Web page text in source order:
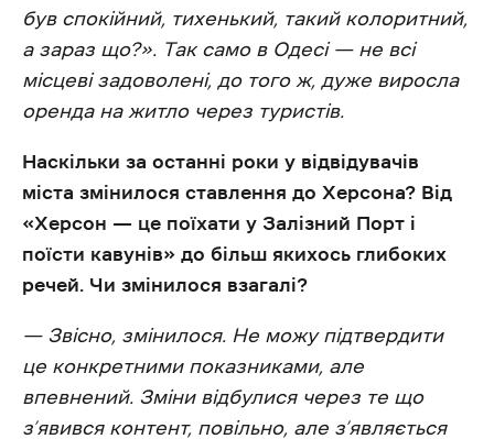
був спокійний, тихенький, такий колоритний,
а зараз що?». Так само в Одесі — не всі
місцеві задоволені, до того ж, дуже виросла
оренда на житло через туристів.
Наскільки за останні роки у відвідувачів
міста змінилося ставлення до Херсона? Від
«Херсон — це поїхати у Залізний Порт і
поїсти кавунів» до більш якихось глибоких
речей. Чи змінилося взагалі?
— Звісно, змінилося. Не можу підтвердити
це конкретними показниками, але
впевнений. Зміни відбулися через те що
з’явився контент, повільно, але з’являється